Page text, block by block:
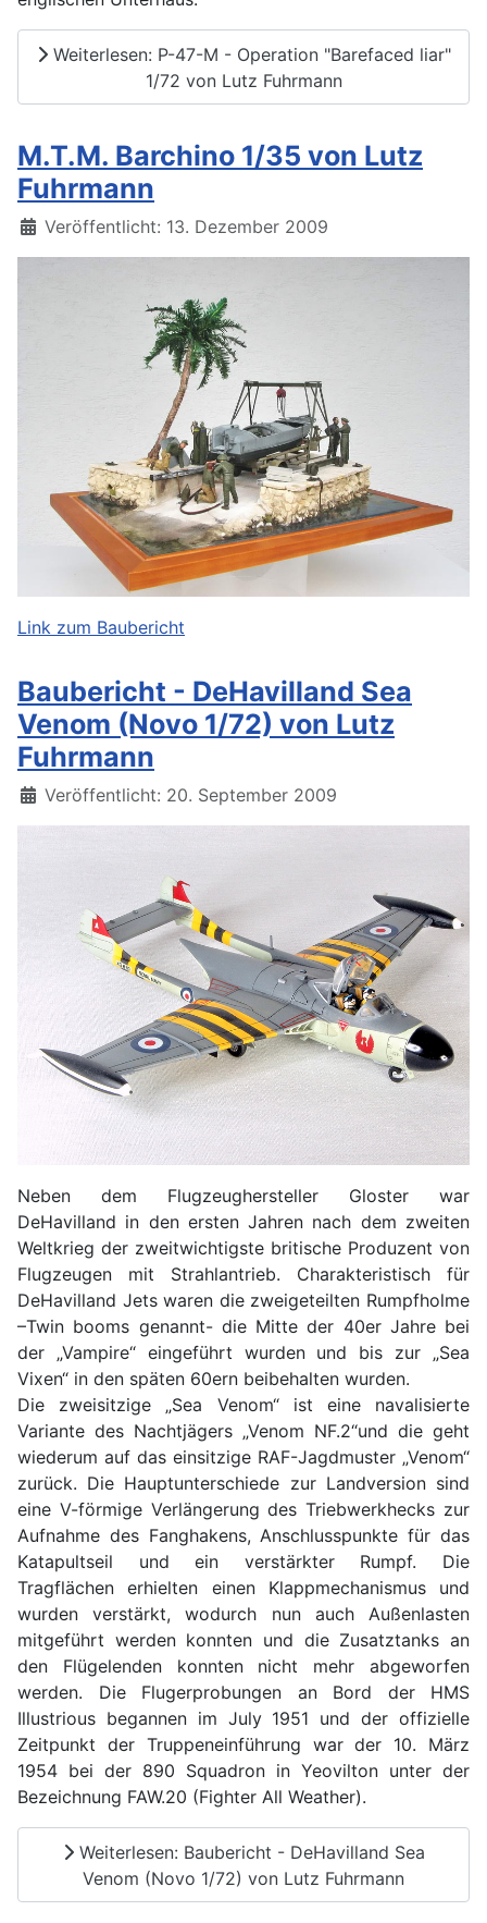
Weiterlesen: P-47-M - Operation "Barefaced liar"
1/72 von Lutz Fuhrmann
M.T.M. Barchino 1/35 von Lutz
Fuhrmann
Details
Veröffentlicht: 13. Dezember 2009
Link zum Baubericht
Baubericht - DeHavilland Sea
Venom (Novo 1/72) von Lutz
Fuhrmann
Details
Veröffentlicht: 20. September 2009
Neben dem Flugzeughersteller Gloster war
DeHavilland in den ersten Jahren nach dem zweiten
Weltkrieg der zweitwichtigste britische Produzent von
Flugzeugen mit Strahlantrieb. Charakteristisch für
DeHavilland Jets waren die zweigeteilten Rumpfholme
–Twin booms genannt- die Mitte der 40er Jahre bei
der „Vampire“ eingeführt wurden und bis zur „Sea
Vixen“ in den späten 60ern beibehalten wurden.
Die zweisitzige „Sea Venom“ ist eine navalisierte
Variante des Nachtjägers „Venom NF.2“und die geht
wiederum auf das einsitzige RAF-Jagdmuster „Venom“
zurück. Die Hauptunterschiede zur Landversion sind
eine V-förmige Verlängerung des Triebwerkhecks zur
Aufnahme des Fanghakens, Anschlusspunkte für das
Katapultseil und ein verstärkter Rumpf. Die
Tragflächen erhielten einen Klappmechanismus und
wurden verstärkt, wodurch nun auch Außenlasten
mitgeführt werden konnten und die Zusatztanks an
den Flügelenden konnten nicht mehr abgeworfen
werden. Die Flugerprobungen an Bord der HMS
Illustrious begannen im July 1951 und der offizielle
Zeitpunkt der Truppeneinführung war der 10. März
1954 bei der 890 Squadron in Yeovilton unter der
Bezeichnung FAW.20 (Fighter All Weather).
Weiterlesen: Baubericht - DeHavilland Sea
Venom (Novo 1/72) von Lutz Fuhrmann